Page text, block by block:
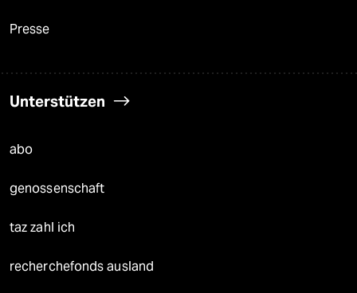
Presse
Unterstützen
abo
genossenschaft
taz zahl ich
recherchefonds ausland